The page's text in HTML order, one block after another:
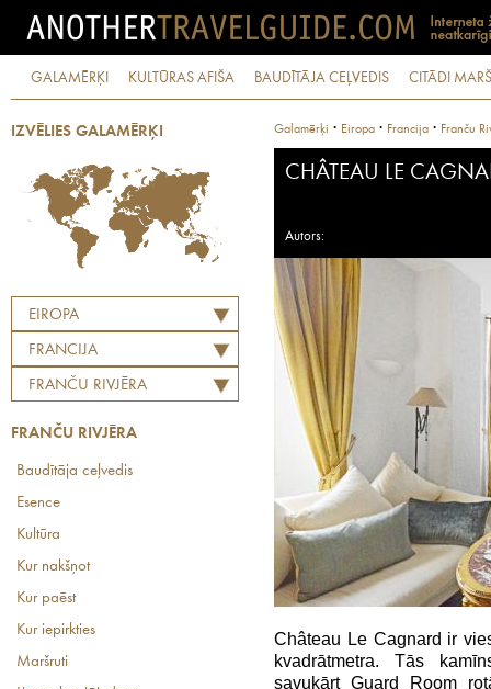
GALAMĒRĶI KULTŪRAS AFIŠA BAUDĪTĀJA CEĻVEDIS CITĀDI
IZVĒLIES GALAMĒRĶI
EIROPA
FRANCIJA
FRANČU RIVJĒRA
FRANČU RIVJĒRA
Baudītāja ceļvedis
Esence
Kultūra
Kur nakšņot
Kur paēst
Kur iepirkties
Maršruti
Galamērķi · Eiropa · Francija · Franču
CHÂTEAU LE
Autors:
Château Le Cagnard ir
kvadrātmetra. Tās
savukārt Guard Room